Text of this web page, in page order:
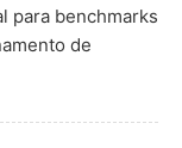
para benchmarks
de